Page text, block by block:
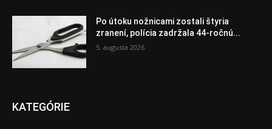
Po útoku nožnicami zostali štyria
zranení, polícia zadržala 44-ročnú...
5. augusta 2026
KATEGÓRIE